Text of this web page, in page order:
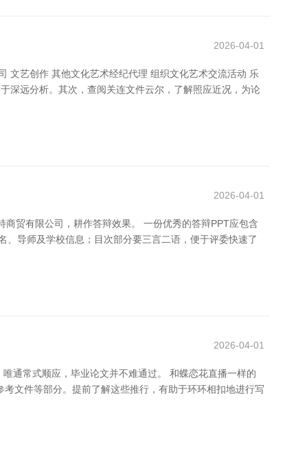
2026-04-01
文艺创作 其他文化艺术经纪代理 组织文化艺术交流活动 乐
深远分析。其次，查阅关连文件云尔，了解照应近况，为论
2026-04-01
贸有限公司，耕作答辩效果。 一份优秀的答辩PPT应包含
导师及学校信息；目次部分要三言二语，便于评委快速了
2026-04-01
通常式顺应，毕业论文并不难通过。 和蝶恋花直播一样的
文件等部分。提前了解这些推行，有助于环环相扣地进行写